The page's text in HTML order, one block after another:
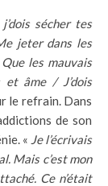
sécher tes
jeter dans les
les mauvais
et âme / J’dois
le refrain. Dans
de son
« Je l’écrivais
Mais c’est mon
Ce n’était